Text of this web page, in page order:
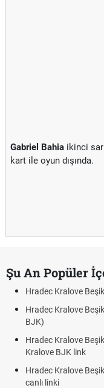
Gabriel Bahia ikinci
kart ile oyun dışında.
Şu An Popüler
Hradec Kralove
Hradec Kralove
BJK)
Hradec Kralove
Kralove BJK link
Hradec Kralove
canlı linki